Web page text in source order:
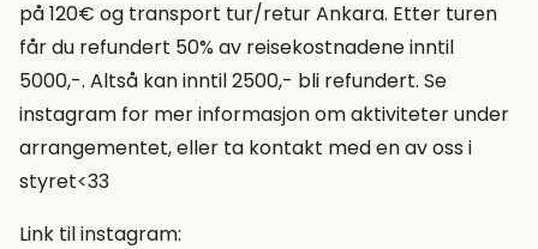
på 120€ og transport tur/retur Ankara. Etter turen
får du refundert 50% av reisekostnadene inntil
5000,-. Altså kan inntil 2500,- bli refundert. Se
instagram for mer informasjon om aktiviteter under
arrangementet, eller ta kontakt med en av oss i
styret<33
Link til instagram: